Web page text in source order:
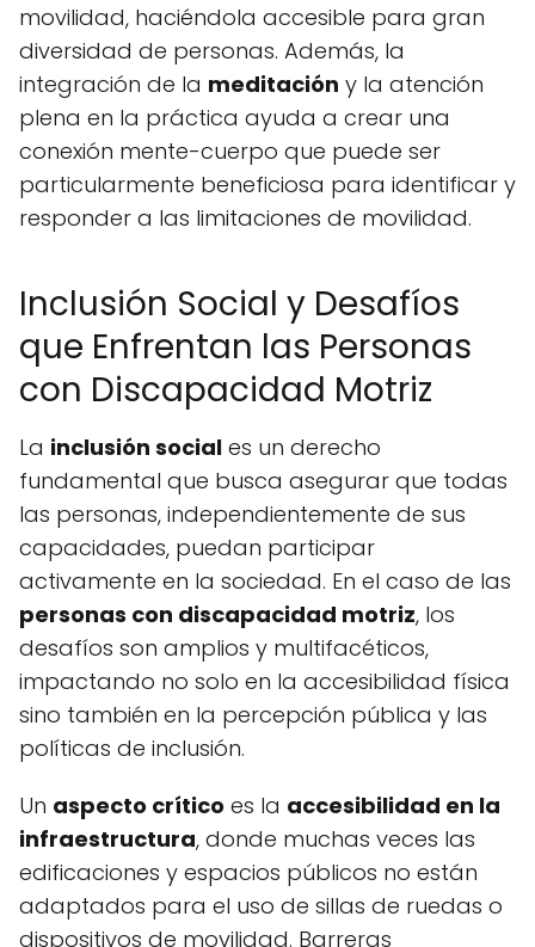
movilidad, haciéndola accesible para gran
diversidad de personas. Además, la
integración de la meditación y la atención
plena en la práctica ayuda a crear una
conexión mente-cuerpo que puede ser
particularmente beneficiosa para identificar y
responder a las limitaciones de movilidad.
Inclusión Social y Desafíos
que Enfrentan las Personas
con Discapacidad Motriz
La inclusión social es un derecho
fundamental que busca asegurar que todas
las personas, independientemente de sus
capacidades, puedan participar
activamente en la sociedad. En el caso de las
personas con discapacidad motriz, los
desafíos son amplios y multifacéticos,
impactando no solo en la accesibilidad física
sino también en la percepción pública y las
políticas de inclusión.
Un aspecto crítico es la accesibilidad en la
infraestructura, donde muchas veces las
edificaciones y espacios públicos no están
adaptados para el uso de sillas de ruedas o
dispositivos de movilidad. Barreras